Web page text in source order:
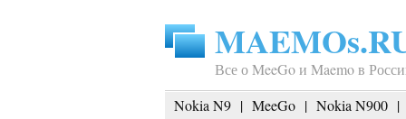
Все о MeeGo и Maemo в
Nokia N9 | MeeGo | Nokia N900 |